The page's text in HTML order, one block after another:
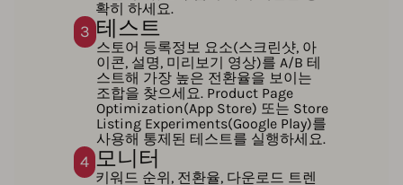
확히 하세요.
3 테스트
스토어 등록정보 요소(스크린샷, 아
이콘, 설명, 미리보기 영상)를 A/B 테
스트해 가장 높은 전환율을 보이는
조합을 찾으세요. Product Page
Optimization(App Store) 또는 Store
Listing Experiments(Google Play)를
사용해 통제된 테스트를 실행하세요.
4 모니터
키워드 순위, 전환율, 다운로드 트렌